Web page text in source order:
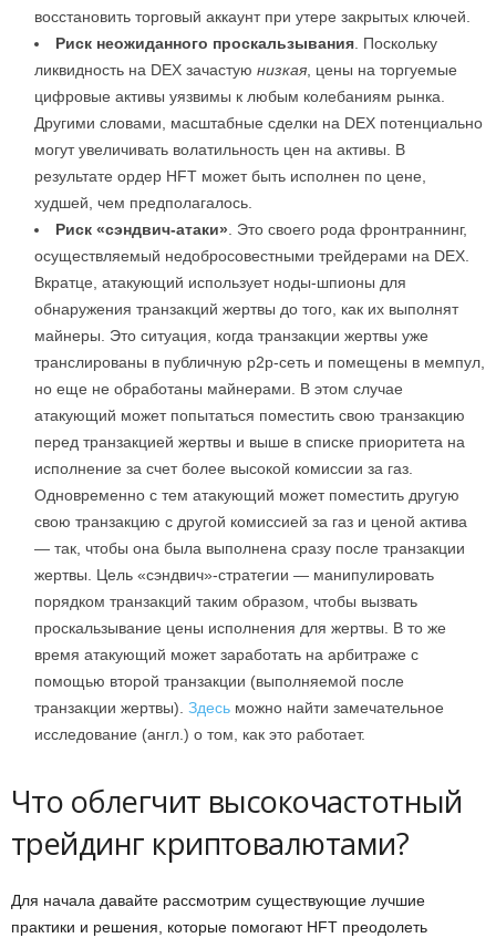
восстановить торговый аккаунт при утере закрытых ключей.
Риск неожиданного проскальзывания . Поскольку
ликвидность на DEX зачастую низкая , цены на торгуемые
цифровые активы уязвимы к любым колебаниям рынка.
Другими словами, масштабные сделки на DEX потенциально
могут увеличивать волатильность цен на активы. В
результате ордер HFT может быть исполнен по цене,
худшей, чем предполагалось.
Риск «сэндвич-атаки» . Это своего рода фронтраннинг,
осуществляемый недобросовестными трейдерами на DEX.
Вкратце, атакующий использует ноды-шпионы для
обнаружения транзакций жертвы до того, как их выполнят
майнеры. Это ситуация, когда транзакции жертвы уже
транслированы в публичную p2p-сеть и помещены в мемпул,
но еще не обработаны майнерами. В этом случае
атакующий может попытаться поместить свою транзакцию
перед транзакцией жертвы и выше в списке приоритета на
исполнение за счет более высокой комиссии за газ.
Одновременно с тем атакующий может поместить другую
свою транзакцию с другой комиссией за газ и ценой актива
— так, чтобы она была выполнена сразу после транзакции
жертвы. Цель «сэндвич»-стратегии — манипулировать
порядком транзакций таким образом, чтобы вызвать
проскальзывание цены исполнения для жертвы. В то же
время атакующий может заработать на арбитраже с
помощью второй транзакции (выполняемой после
транзакции жертвы). Здесь можно найти замечательное
исследование (англ.) о том, как это работает.
Что облегчит высокочастотный
трейдинг криптовалютами?
Для начала давайте рассмотрим существующие лучшие
практики и решения, которые помогают HFT преодолеть